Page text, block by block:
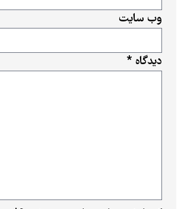
دیدگاه *
وب‌ سایت